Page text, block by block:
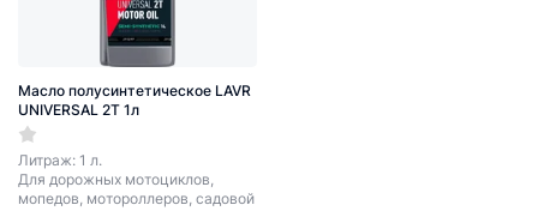
Масло полусинтетическое LAVR
UNIVERSAL 2T 1л
Литраж: 1 л.
Для дорожных мотоциклов,
мопедов, мотороллеров, садовой